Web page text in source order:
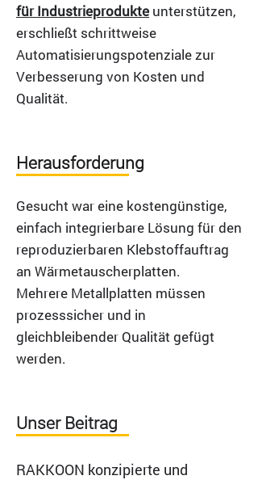
für Industrieprodukte unterstützen,
erschließt schrittweise
Automatisierungspotenziale zur
Verbesserung von Kosten und
Qualität.
Herausforderung
Gesucht war eine kostengünstige,
einfach integrierbare Lösung für den
reproduzierbaren Klebstoffauftrag
an Wärmetauscherplatten.
Mehrere Metallplatten müssen
prozesssicher und in
gleichbleibender Qualität gefügt
werden.
Unser Beitrag
RAKKOON konzipierte und